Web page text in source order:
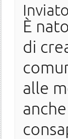
È
di
alle